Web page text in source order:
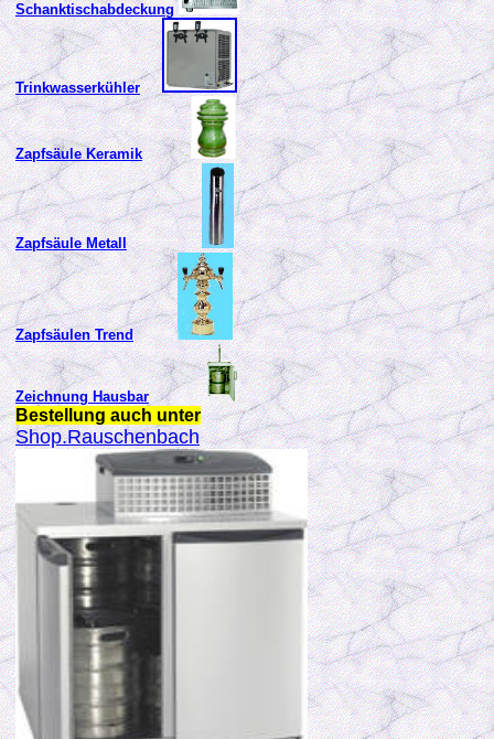
Schanktischabdeckung
Trinkwasserkühler
Zapfsäule Keramik
Zapfsäule Metall
Zapfsäulen Trend
Zeichnung Hausbar
Bestellung auch unter
Shop.Rauschenbach